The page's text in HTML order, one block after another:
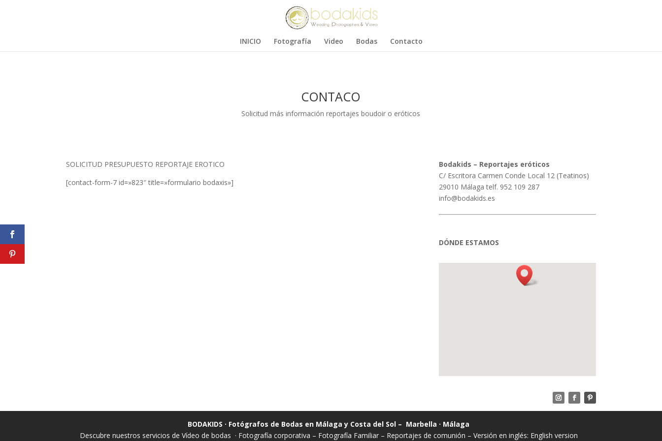
INICIO Fotografía Video Bodas Contacto
CONTACO
Solicitud más información reportajes boudoir o eróticos
SOLICITUD PRESUPUESTO REPORTAJE EROTICO
[contact-form-7 id=»823″ title=»formulario bodaxis»]
Bodakids – Reportajes eróticos
C/ Escritora Carmen Conde Local 12 (Teatinos)
29010 Málaga telf. 952 109 287
info@bodakids.es
DÓNDE ESTAMOS
BODAKIDS · Fotógrafos de Bodas en Málaga y Costa del Sol – Marbella · Málaga
Descubre nuestros servicios de Vídeo de bodas · Fotografía corporativa – Fotografía Familiar– Reportajes de comunión – Versión en inglés: English version